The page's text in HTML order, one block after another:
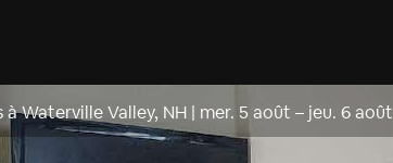
Waterville Valley, NH | mer. 5 août – jeu. 6 août